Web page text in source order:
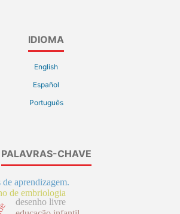
IDIOMA
English
Español
Português
PALAVRAS-CHAVE
desenho livre
de embriologia
de aprendizagem.